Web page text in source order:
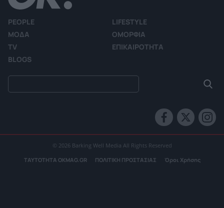
PEOPLE
LIFESTYLE
ΜΟΔΑ
ΟΜΟΡΦΙΑ
TV
ΕΠΙΚΑΙΡΟΤΗΤΑ
BLOGS
© 2026 Barking Well Media All Rights Reserved
ΤΑΥΤΟΤΗΤΑ OKMAG.GR ΠΟΛΙΤΙΚΗ ΠΡΟΣΤΑΣΙΑΣ Όροι Χρήσης